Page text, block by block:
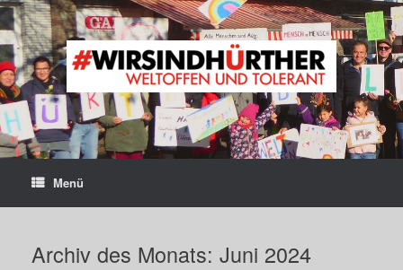
Zum
Inhalt
springen
Menü
Archiv des Monats: Juni 2024